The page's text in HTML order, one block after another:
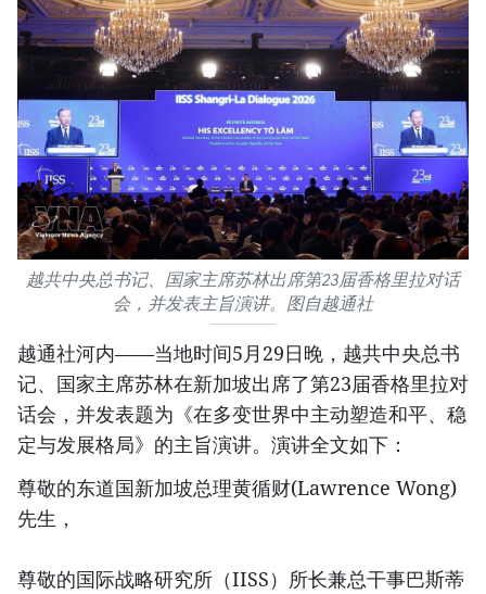
越共中央总书记、国家主席苏林出席第23届香格里拉对话
会，并发表主旨演讲。图自越通社
越通社河内——当地时间5月29日晚，越共中央总书
记、国家主席苏林在新加坡出席了第23届香格里拉对
话会，并发表题为《在多变世界中主动塑造和平、稳
定与发展格局》的主旨演讲。演讲全文如下：
尊敬的东道国新加坡总理黄循财(Lawrence Wong)
先生，
尊敬的国际战略研究所（IISS）所长兼总干事巴斯蒂